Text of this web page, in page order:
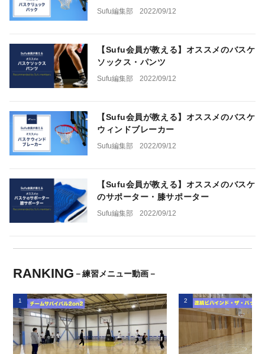
Sufu編集部 2022/09/12
【Sufu会員が教える】オススメのバスケ
ソックス・パンツ
Sufu編集部 2022/09/12
【Sufu会員が教える】オススメのバスケ
ウィンドブレーカー
Sufu編集部 2022/09/12
【Sufu会員が教える】オススメのバスケ
のサポーター・膝サポーター
Sufu編集部 2022/09/12
RANKING －練習メニュー動画－
1 2